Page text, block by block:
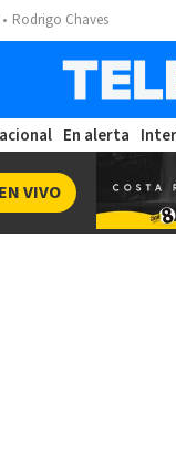
Rodrigo Chaves
En alerta
VIVO